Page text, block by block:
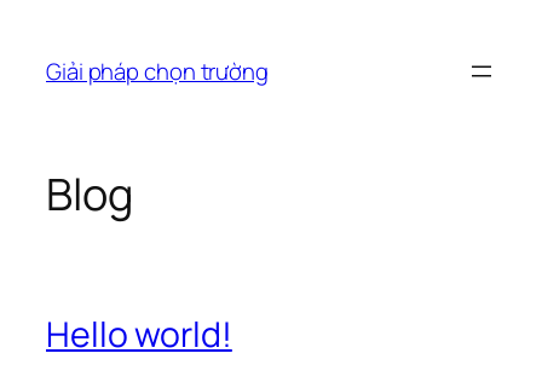
phầnGiải pháp chọn trường
Blog
Hello world!